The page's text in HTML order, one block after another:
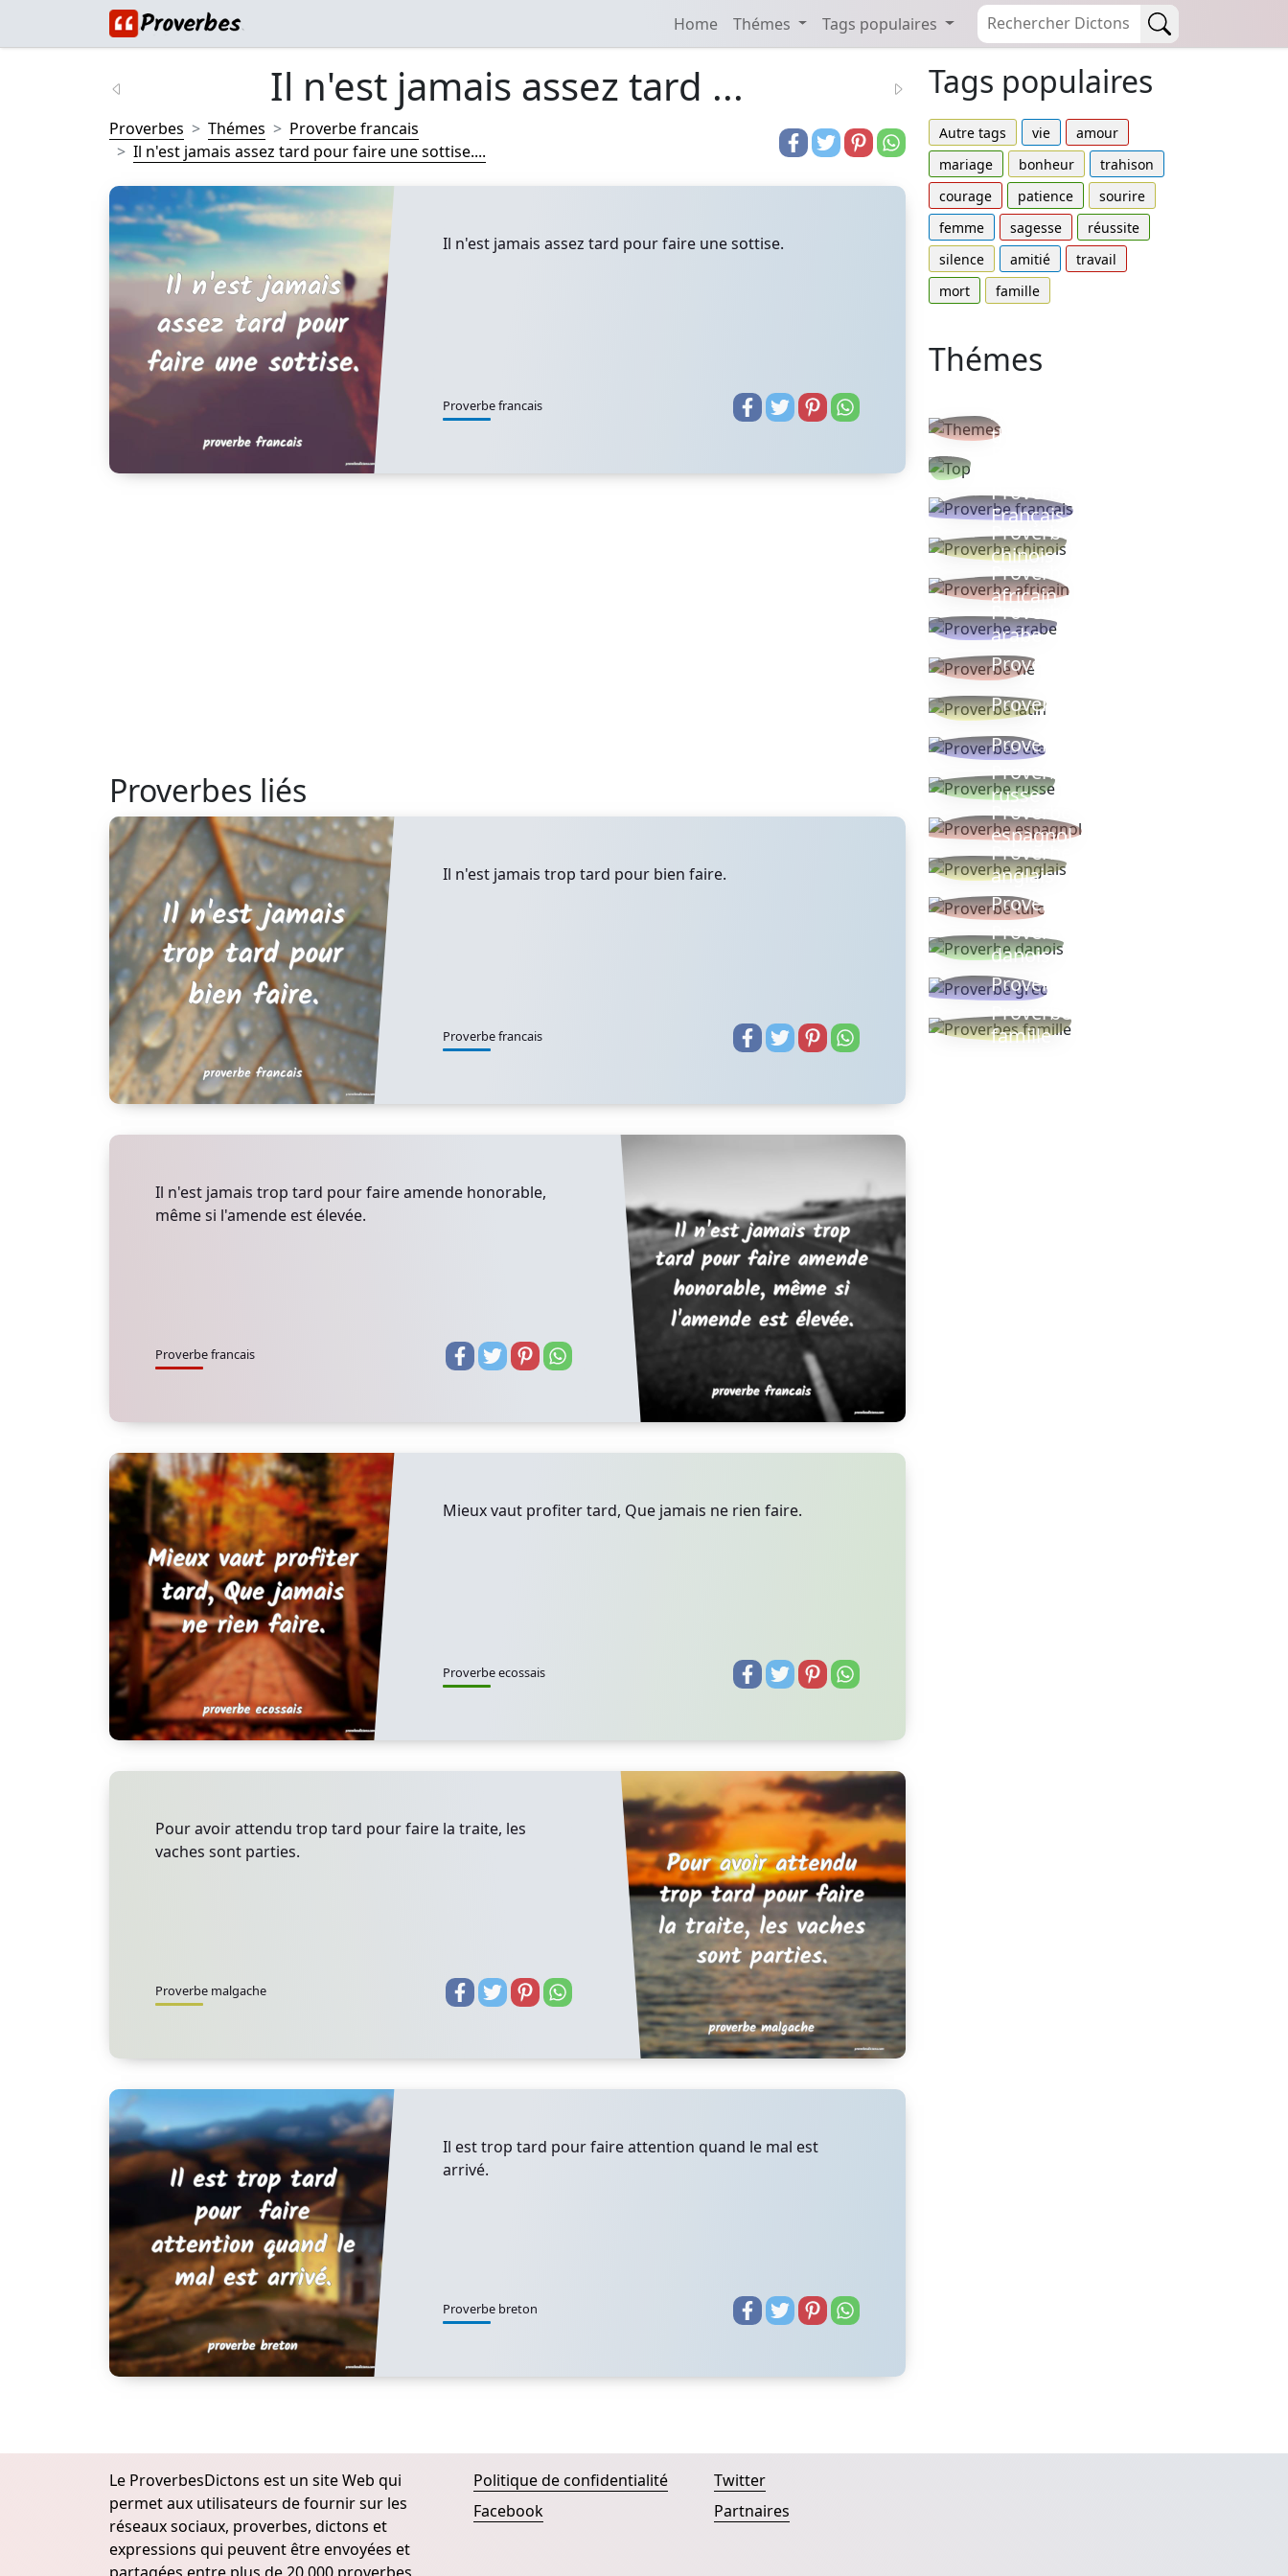
Home Thémes Tags populaires
Il n'est jamais assez tard ...
Proverbes Thémes
Proverbe francais
Il n'est jamais assez tard pour faire une sottise....
Il n'est jamais assez tard pour faire une sottise.
Proverbe francais
Proverbes liés
Il n'est jamais trop tard pour bien faire.
Proverbe francais
Il n'est jamais trop tard pour faire amende honorable,
même si l'amende est élevée.
Proverbe francais
Mieux vaut profiter tard, Que jamais ne rien faire.
Proverbe ecossais
Pour avoir attendu trop tard pour faire la traite, les
vaches sont parties.
Proverbe malgache
Il est trop tard pour faire attention quand le mal est
arrivé.
Proverbe breton
Tags populaires
Autre tags vie
amour
mariage
bonheur
trahison
courage
patience
sourire
femme
sagesse
réussite
silence
amitié
travail
mort
famille
Thémes
thèmes
Proverbe
Français
Proverbe
chinois
Proverbe
africain
Proverbe
arabe
Proverbe vie
Proverbe latin
Proverbes ete
Proverbe
russe
Proverbe
espagnol
Proverbe
anglais
Proverbe turc
Proverbe
danois
Proverbe grec
Proverbes
famille
Le ProverbesDictons est un site Web qui
permet aux utilisateurs de fournir sur les
réseaux sociaux, proverbes, dictons et
expressions qui peuvent être envoyées et
Politique de confidentialité
Facebook
Twitter
Partnaires